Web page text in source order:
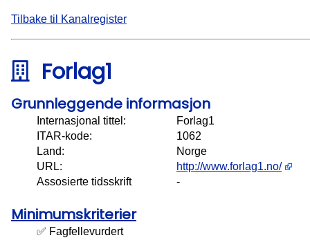
Tilbake til Kanalregister
Forlag1
Grunnleggende informasjon
Internasjonal tittel:
Forlag1
ITAR-kode:
1062
Land:
Norge
URL:
http://www.forlag1.no/
Assosierte tidsskrift
-
Minimumskriterier
✅ Fagfellevurdert